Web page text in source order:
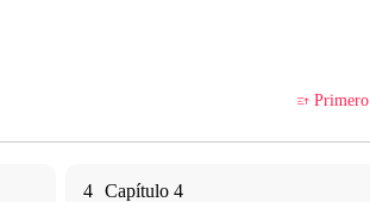
 Primero
4 Capítulo 4